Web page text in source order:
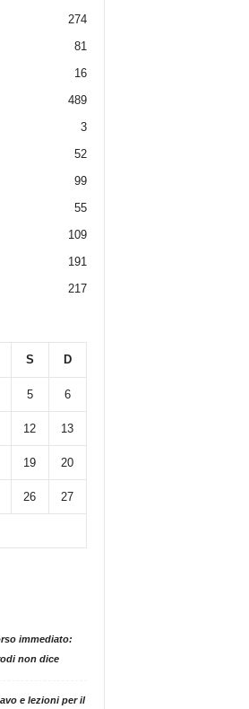
274
81
16
489
3
52
99
55
109
191
217
S D
5 6
12 13
19 20
26 27
immediato:
non dice
e lezioni per il